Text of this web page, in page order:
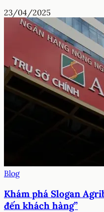
23/04/2025
Blog
Khám phá Slogan
đến khách hàng”